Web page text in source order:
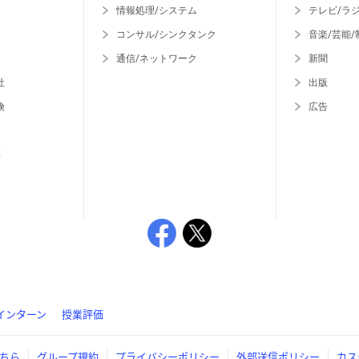
情報処理/システム
コンサル/シンクタンク
通信/ネットワーク
テレビ/ラ
音楽/芸能/
新聞
出版
広告
ンターン 授業評価